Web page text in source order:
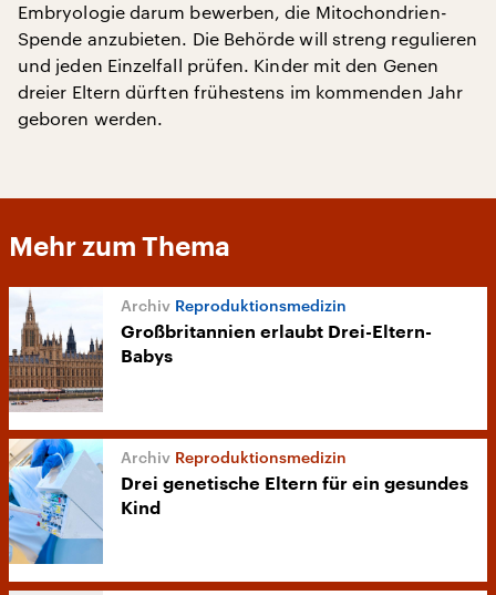
Embryologie darum bewerben, die Mitochondrien-
Spende anzubieten. Die Behörde will streng regulieren
und jeden Einzelfall prüfen. Kinder mit den Genen
dreier Eltern dürften frühestens im kommenden Jahr
geboren werden.
Mehr zum Thema
Reproduktionsmedizin
Großbritannien erlaubt Drei-Eltern-
Babys
Reproduktionsmedizin
Drei genetische Eltern für ein gesundes
Kind